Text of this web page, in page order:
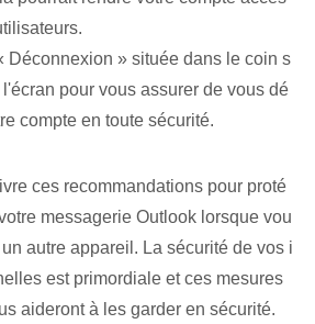
Déconnexion » située dans le coin s
pour vous assurer de vous dé
compte en toute sécurité.
ces recommandations pour proté
messagerie Outlook lorsque vou
autre appareil. La sécurité de vos i
est primordiale et ces mesures
aideront à les garder en sécurité.